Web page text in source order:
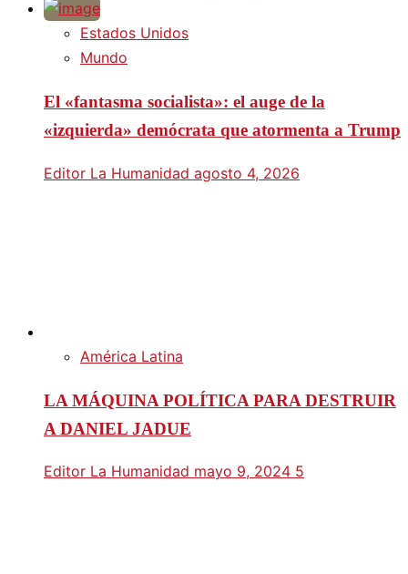
Estados Unidos
Mundo
El «fantasma socialista»: el auge de la
«izquierda» demócrata que atormenta a Trump
Editor La Humanidad agosto 4, 2026
América Latina
LA MÁQUINA POLÍTICA PARA DESTRUIR
A DANIEL JADUE
Editor La Humanidad mayo 9, 2024 5